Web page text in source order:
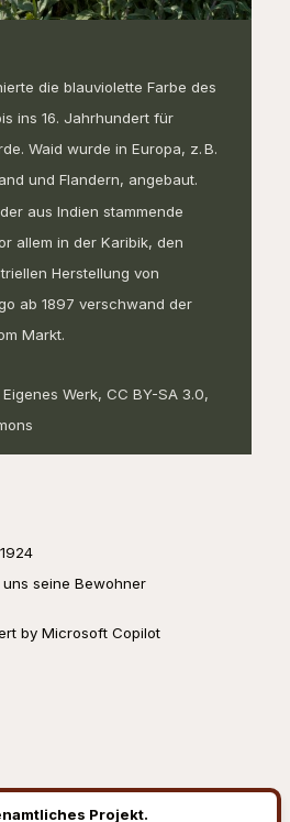
die blauviolette Farbe des
ins 16. Jahrhundert für
Waid wurde in Europa, z. B.
und Flandern, angebaut.
aus Indien stammende
allem in der Karibik, den
Herstellung von
ab 1897 verschwand der
Markt.
Eigenes Werk, CC BY-SA 3.0,
uns seine Bewohner
by Microsoft Copilot
Projekt.